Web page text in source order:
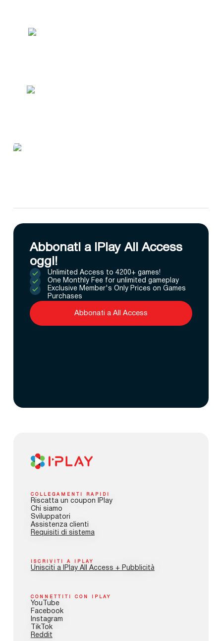
Abbonati a IPlay All Access
oggi!
Unlimited Access to 4200+ games!
One Monthly Fee for unlimited gameplay
Exclusive Member's Only Prices on Games
Purchases
Abbonati a All Access
COLLEGAMENTI RAPIDI
Riscatta un coupon IPlay
Chi siamo
Sviluppatori
Assistenza clienti
Requisiti di sistema
ISCRIVITI A IPLAY
Unisciti a IPlay All Access + Pubblicità
CONNETTITI CON IPLAY
YouTube
Facebook
Instagram
TikTok
Reddit